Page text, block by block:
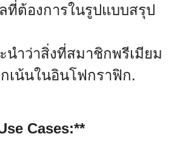
ต้องการในรูปแบบสรุป
ำว่าสิ่งที่สมาชิกพรีเมียม
เน้นในอินโฟกราฟิก.
Cases:**